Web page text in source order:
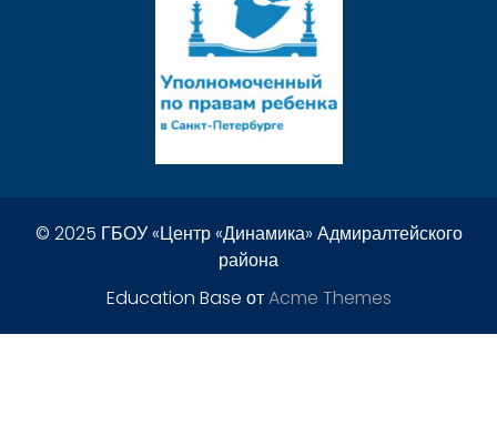
© 2025 ГБОУ «Центр «Динамика» Адмиралтейского
района
Education Base отAcme Themes